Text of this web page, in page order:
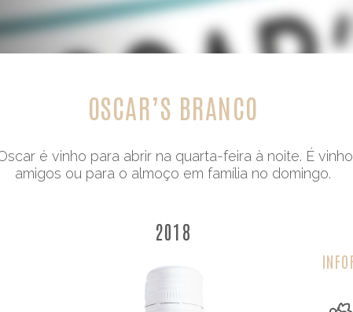
OSCAR’S BRANCO
é vinho para abrir na quarta-feira à noite. É
amigos ou para o almoço em família no domingo.
2018